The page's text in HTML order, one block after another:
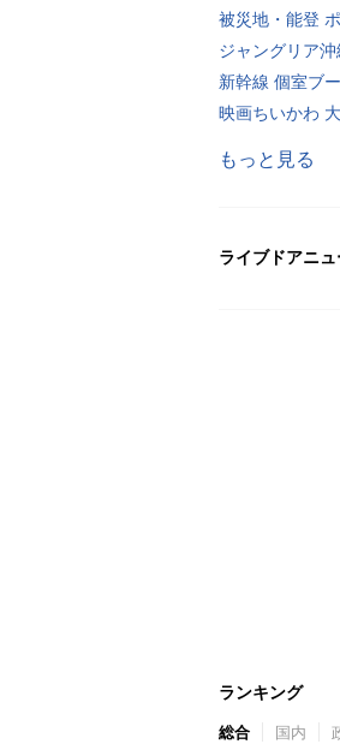
被災地・能登
ジャングリア
新幹線 個室ブ
映画ちいかわ
もっと見る
ライブドアニュ
ランキング
総合 国内